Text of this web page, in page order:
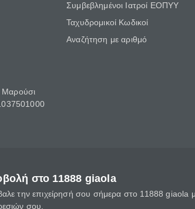
Μαρούσι
Συμβεβλημένοι Ιατροί ΕΟΠΥΥ
Ταχυδρομικοί Κωδικοί
Αναζήτηση με αριθμό
στο 11888 giaola
την επιχείρησή σου σήμερα στο 11888 giaola
σου.